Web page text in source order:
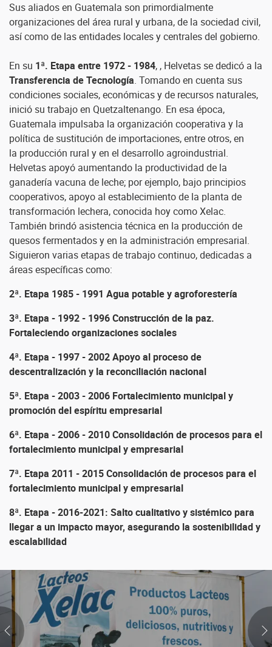
Sus aliados en Guatemala son primordialmente
organizaciones del área rural y urbana, de la sociedad civil,
así como de las entidades locales y centrales del gobierno.
En su 1ª. Etapa entre 1972 - 1984, , Helvetas se dedicó a la
Transferencia de Tecnología. Tomando en cuenta sus
condiciones sociales, económicas y de recursos naturales,
inició su trabajo en Quetzaltenango. En esa época,
Guatemala impulsaba la organización cooperativa y la
política de sustitución de importaciones, entre otros, en
la producción rural y en el desarrollo agroindustrial.
Helvetas apoyó aumentando la productividad de la
ganadería vacuna de leche; por ejemplo, bajo principios
cooperativos, apoyo al establecimiento de la planta de
transformación lechera, conocida hoy como Xelac.
También brindó asistencia técnica en la producción de
quesos fermentados y en la administración empresarial.
Siguieron varias etapas de trabajo continuo, dedicadas a
áreas específicas como:
2ª. Etapa 1985 - 1991 Agua potable y agroforestería
3ª. Etapa - 1992 - 1996 Construcción de la paz.
Fortaleciendo organizaciones sociales
4ª. Etapa - 1997 - 2002 Apoyo al proceso de
descentralización y la reconciliación nacional
5ª. Etapa - 2003 - 2006 Fortalecimiento municipal y
promoción del espíritu empresarial
6ª. Etapa - 2006 - 2010 Consolidación de procesos para el
fortalecimiento municipal y empresarial
7ª. Etapa 2011 - 2015 Consolidación de procesos para el
fortalecimiento municipal y empresarial
8ª. Etapa - 2016-2021: Salto cualitativo y sistémico para
llegar a un impacto mayor, asegurando la sostenibilidad y
escalabilidad